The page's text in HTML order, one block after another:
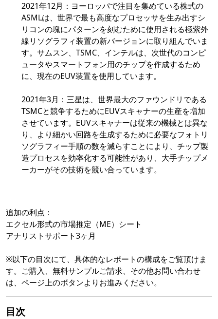
2021年12月：ヨーロッパで注目を集めている株式の
ASMLは、世界で最も高度なプロセッサを生み出すシ
リコンの塊にパターンを刻むために使用される極紫外
線リソグラフィ装置の新バージョンに取り組んでいま
す。サムスン、TSMC、インテルは、次世代のコンピ
ュータやスマートフォン用のチップを作成するため
に、現在のEUV装置を使用しています。
2021年3月：三星は、世界最大のファウンドリである
TSMCと競争するためにEUVスキャナーの生産を増加
させています。EUVスキャナーは従来の機械とは異な
り、より細かい回路を生成するために必要なフォトリ
ソグラフィー手順の数を減らすことにより、チップ製
造プロセスを効率化する可能性があり、大手チップメ
ーカーがその技術を競い合っています。
追加の利点：
エクセル形式の市場推定（ME）シート
アナリストサポート3ヶ月
※以下の目次にて、具体的なレポートの構成をご覧頂けま
す。ご購入、無料サンプルご請求、その他お問い合わせ
は、ページ上のボタンよりお進みください。
目次